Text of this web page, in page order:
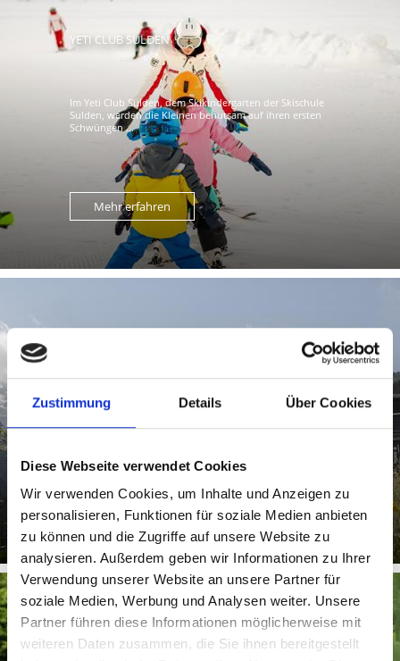
Zustimmung Details Über Cookies
Diese Webseite verwendet Cookies
Wir verwenden Cookies, um Inhalte und Anzeigen zu
personalisieren, Funktionen für soziale Medien anbieten
zu können und die Zugriffe auf unsere Website zu
analysieren. Außerdem geben wir Informationen zu Ihrer
Verwendung unserer Website an unsere Partner für
soziale Medien, Werbung und Analysen weiter. Unsere
Partner führen diese Informationen möglicherweise mit
weiteren Daten zusammen, die Sie ihnen bereitgestellt
YETI CLUB SULDEN
Im Yeti Club Sulden, dem Skikindergarten der Skischule
Sulden, werden die Kleinen behutsam auf ihren ersten
Schwüngen ...
Mehr erfahren
NATIONALPARKHÄUSER
Die Nationalparkhäuser im Ortlergebiet vermitteln den
Besuchern weitreichendes Hintergrundwissen zu Flora
Mehr erfahren
WILDTIERGEHEGE